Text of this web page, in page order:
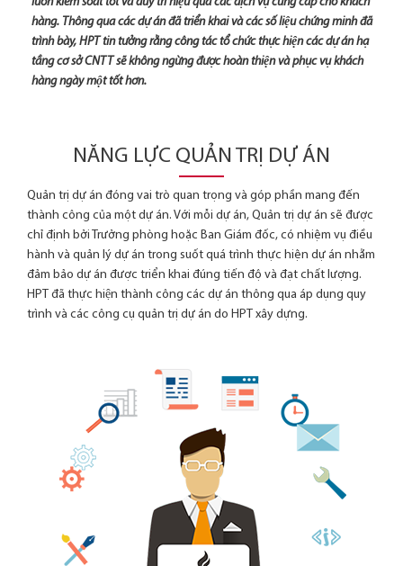
hàng. Thông qua các dự án đã triển khai và các số liệu chứng minh đã
trình bày, HPT tin tưởng rằng công tác tổ chức thực hiện các dự án hạ
tầng cơ sở CNTT sẽ không ngừng được hoàn thiện và phục vụ khách
hàng ngày một tốt hơn.
NĂNG LỰC QUẢN TRỊ DỰ ÁN
Quản trị dự án đóng vai trò quan trọng và góp phần mang đến
thành công của một dự án. Với mỗi dự án, Quản trị dự án sẽ được
chỉ định bởi Trưởng phòng hoặc Ban Giám đốc, có nhiệm vụ điều
hành và quản lý dự án trong suốt quá trình thực hiện dự án nhằm
đảm bảo dự án được triển khai đúng tiến độ và đạt chất lượng.
HPT đã thực hiện thành công các dự án thông qua áp dụng quy
trình và các công cụ quản trị dự án do HPT xây dựng.